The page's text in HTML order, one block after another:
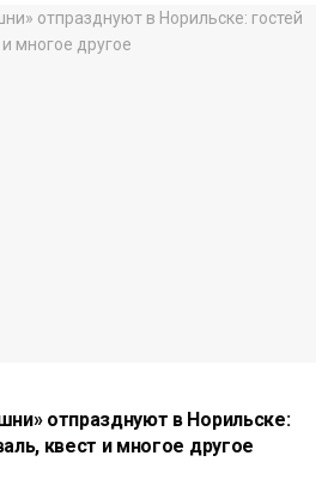
отпразднуют в Норильске:
квест и многое другое